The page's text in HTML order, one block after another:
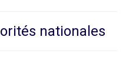
nationales